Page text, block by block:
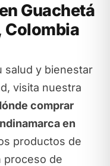
Guachetá
Colombia
salud y bienestar
visita nuestra
comprar
en
productos de
proceso de